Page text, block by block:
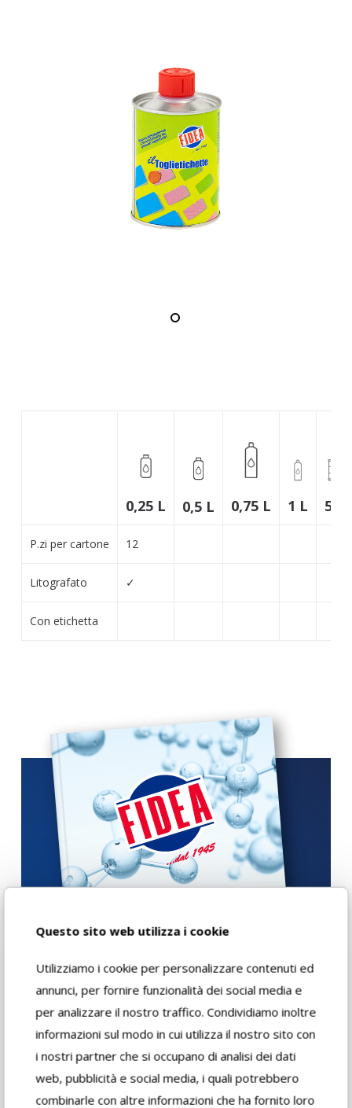
Questo sito web utilizza i cookie
Utilizziamo i cookie per personalizzare contenuti ed
annunci, per fornire funzionalità dei social media e
per analizzare il nostro traffico. Condividiamo inoltre
informazioni sul modo in cui utilizza il nostro sito con
i nostri partner che si occupano di analisi dei dati
web, pubblicità e social media, i quali potrebbero
combinarle con altre informazioni che ha fornito loro
0,25 L 0,5 L 0,75 L 1 L 5 L
P.zi per cartone 12
Litografato ✓
Con etichetta